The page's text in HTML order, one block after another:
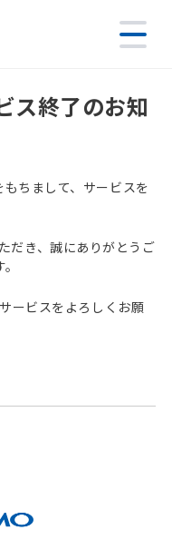
ス終了のお知
ちまして、サービスを
だき、誠にありがとうご
ービスをよろしくお願